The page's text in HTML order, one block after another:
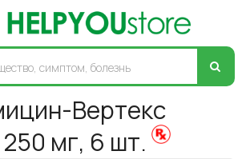
Вертекс
250 мг, 6 шт.